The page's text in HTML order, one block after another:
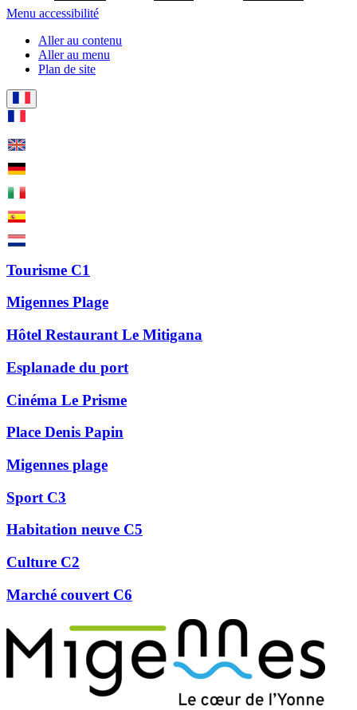
Menu accessibilité
Aller au contenu
Aller au menu
Plan de site
Tourisme C1
Migennes Plage
Hôtel Restaurant Le Mitigana
Esplanade du port
Cinéma Le Prisme
Place Denis Papin
Migennes plage
Sport C3
Habitation neuve C5
Culture C2
Marché couvert C6
Précédent
Suivant